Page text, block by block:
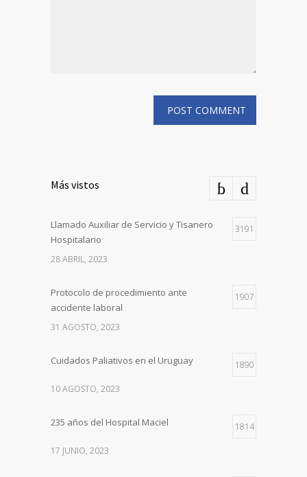
Más vistos
Llamado Auxiliar de Servicio y Tisanero
Hospitalario
3191
28 ABRIL, 2023
Protocolo de procedimiento ante
accidente laboral
1907
31 AGOSTO, 2023
Cuidados Paliativos en el Uruguay 1890
10 AGOSTO, 2023
235 años del Hospital Maciel 1814
17 JUNIO, 2023